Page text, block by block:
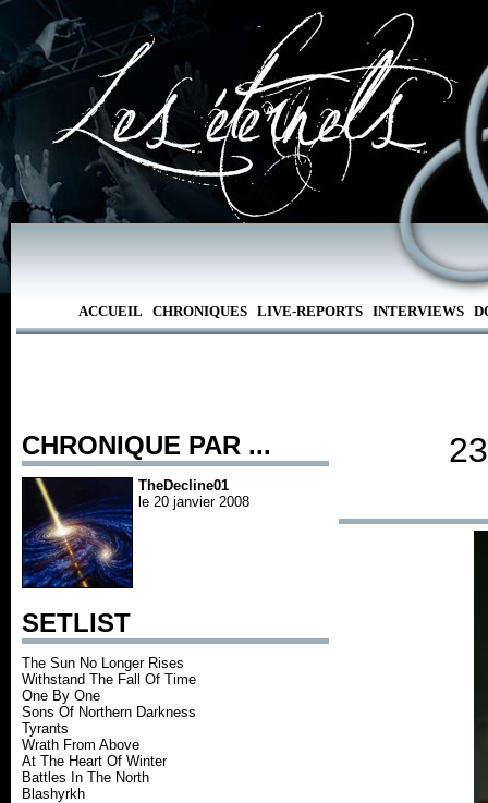
ACCUEIL CHRONIQUES LIVE-REPORTS INTERVIEWS
CHRONIQUE PAR ...
TheDecline01
le 20 janvier 2008
SETLIST
The Sun No Longer Rises
Withstand The Fall Of Time
One By One
Sons Of Northern Darkness
Tyrants
Wrath From Above
At The Heart Of Winter
Battles In The North
Blashyrkh